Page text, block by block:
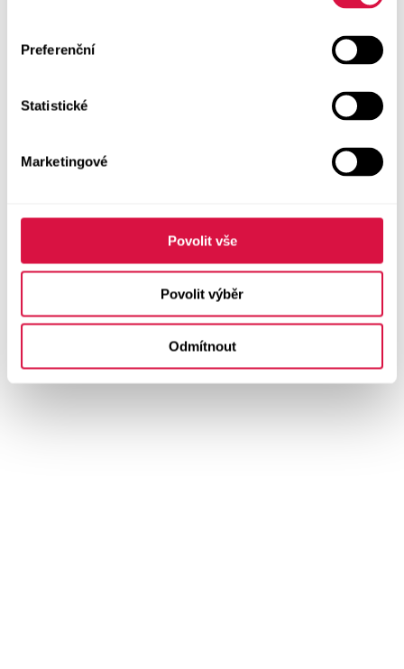
Preferenční
Statistické
Marketingové
Povolit vše
Povolit výběr
Odmítnout